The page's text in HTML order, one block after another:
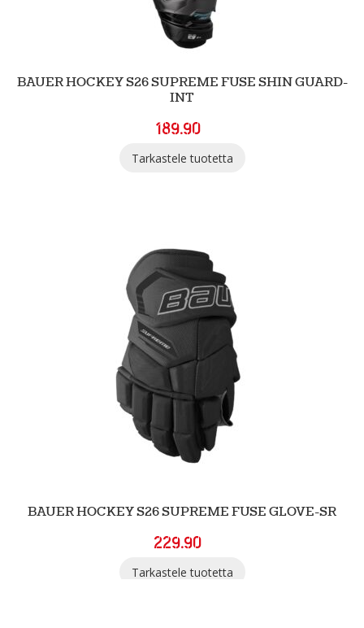
BAUER HOCKEY S26 SUPREME FUSE SHIN GUARD-
INT
189.90
Tarkastele tuotetta
BAUER HOCKEY S26 SUPREME FUSE GLOVE-SR
229.90
Tarkastele tuotetta